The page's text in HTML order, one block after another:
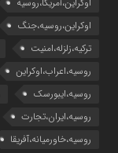
اوکراین،روسیه،جنگ
ترکیه،زلزله،امنیت
روسیه،اعراب،اوکراین
روسیه،ایبورسک
روسیه،ایران،تجارت
روسیه،خاورمیانه،آفریقا